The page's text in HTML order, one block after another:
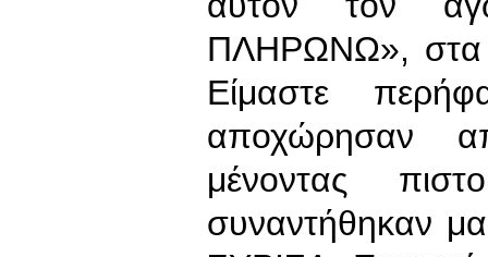
ΠΛΗΡΩΝΩ», στα
Είμαστε
αποχώρησαν
μένοντας
συναντήθηκαν